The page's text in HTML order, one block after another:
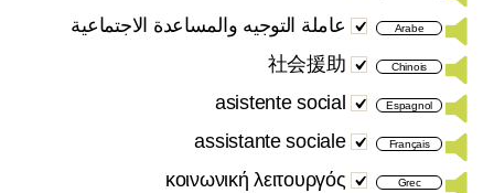
Arabe عاملة التوجيه والمساعدة الاجتماعية
Chinois
社会援助
Espagnol
asistente social
Français
assistante sociale
Grec
κοινωνική λειτουργός